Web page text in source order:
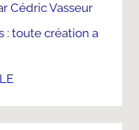
Cédric Vasseur
: toute création a